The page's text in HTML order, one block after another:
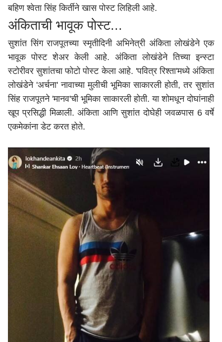
बहिण श्वेता सिंह किर्तीने खास पोस्ट लिहिली आहे.
अंकिताची भावूक पोस्ट...
सुशांत सिंग राजपूतच्या स्मृतीदिनी अभिनेत्री अंकिता लोखंडेने एक
भावूक पोस्ट शेअर केली आहे. अंकिता लोखंडेने तिच्या इन्स्टा
स्टोरीवर सुशांतचा फोटो पोस्ट केला आहे. 'पवित्र रिश्ता'मध्ये अंकिता
लोखंडेने 'अर्चना' नावाच्या मुलीची भूमिका साकारली होती, तर सुशांत
सिंह राजपूतने 'मानव'ची भूमिका साकारली होती. या शोमधून दोघांनाही
खूप प्रसिद्धी मिळाली. अंकिता आणि सुशांत दोघेही जवळपास 6 वर्षे
एकमेकांना डेट करत होते.